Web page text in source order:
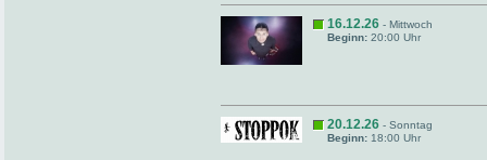
16.12.26 - Mittwoch
Beginn: 20:00 Uhr
20.12.26 - Sonntag
Beginn: 18:00 Uhr